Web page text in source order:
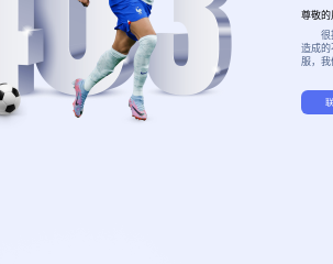
尊敬的
很
造成的
服，我